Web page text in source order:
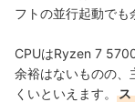
フトの並行起動でも
CPUはRyzen 7
余裕はないものの、
くいといえます。
ス